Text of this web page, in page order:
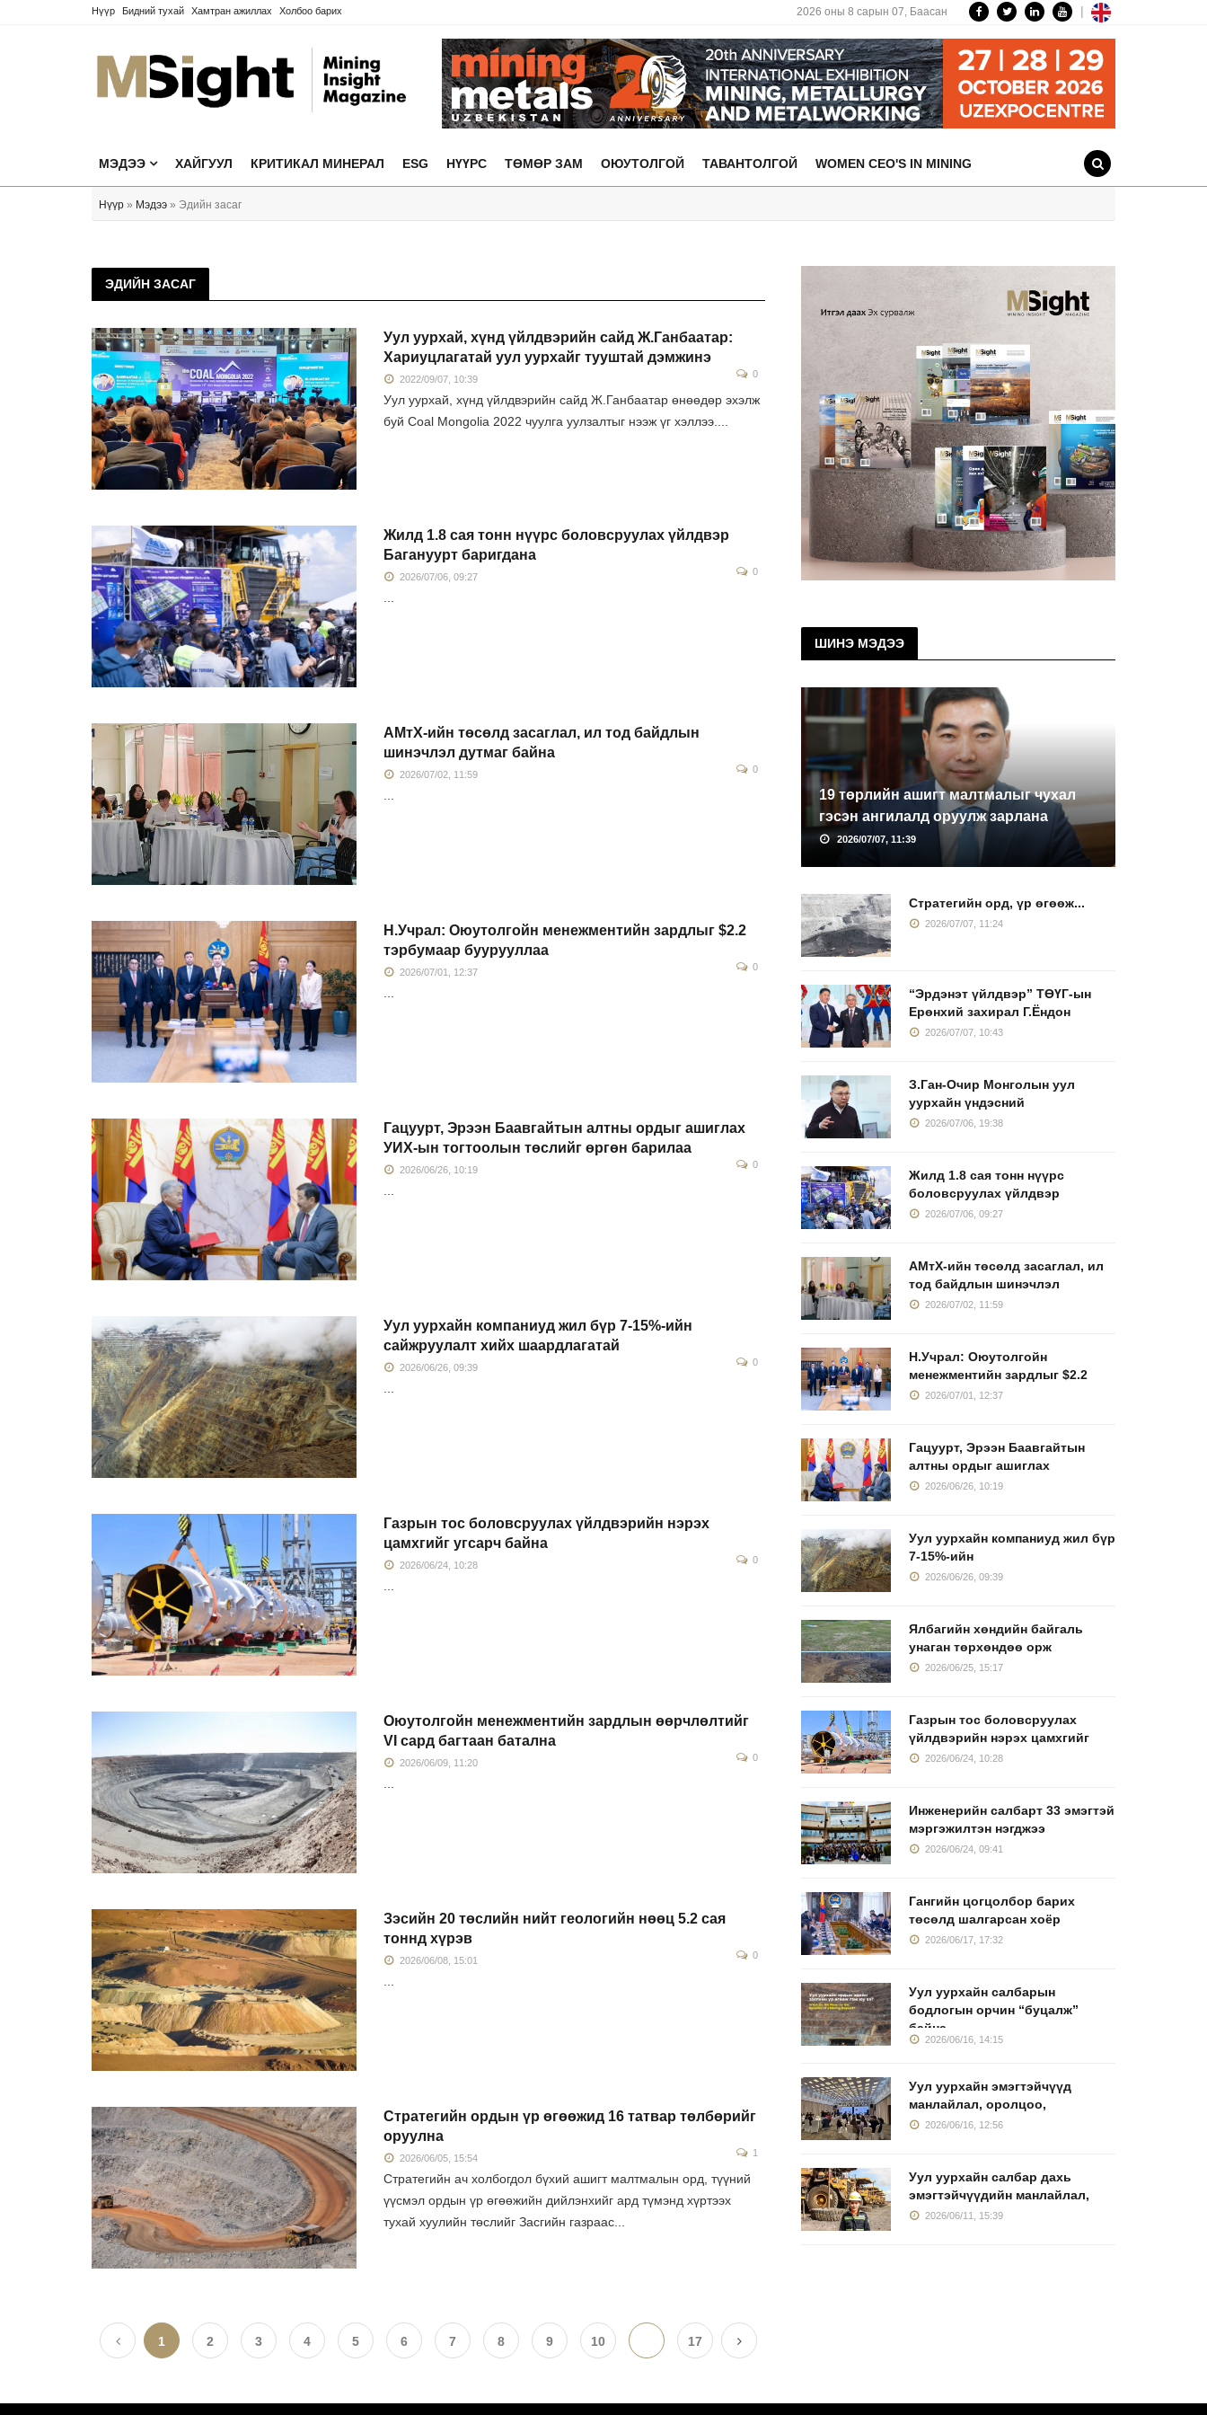
Нүүр Бидний тухай Хамтран ажиллах Холбоо барих 2026 оны 8 сарын 07, Баасан |
МЭДЭЭ ХАЙГУУЛ КРИТИКАЛ МИНЕРАЛ ESG НҮҮРС ТӨМӨР ЗАМ ОЮУТОЛГОЙ ТАВАНТОЛГОЙ WOMEN CEO'S IN MINING
Нүүр » Мэдээ » Эдийн засаг
ЭДИЙН ЗАСАГ
Уул уурхай, хүнд үйлдвэрийн сайд Ж.Ганбаатар:
Хариуцлагатай уул уурхайг тууштай дэмжинэ
2022/09/07, 10:39 0
Уул уурхай, хүнд үйлдвэрийн сайд Ж.Ганбаатар өнөөдөр эхэлж
буй Coal Mongolia 2022 чуулга уулзалтыг нээж үг хэллээ....
Жилд 1.8 сая тонн нүүрс боловсруулах үйлдвэр
Багануурт баригдана
2026/07/06, 09:27 0
АМтХ-ийн төсөлд засаглал, ил тод байдлын
шинэчлэл дутмаг байна
2026/07/02, 11:59 0
Н.Учрал: Оюутолгойн менежментийн зардлыг $2.2
тэрбумаар буурууллаа
2026/07/01, 12:37 0
Гацуурт, Эрээн Баавгайтын алтны ордыг ашиглах
УИХ-ын тогтоолын төслийг өргөн барилаа
2026/06/26, 10:19 0
Уул уурхайн компаниуд жил бүр 7-15%-ийн
сайжруулалт хийх шаардлагатай
2026/06/26, 09:39 0
Газрын тос боловсруулах үйлдвэрийн нэрэх
цамхгийг угсарч байна
2026/06/24, 10:28 0
Оюутолгойн менежментийн зардлын өөрчлөлтийг
VI сард багтаан батална
2026/06/09, 11:20 0
Зэсийн 20 төслийн нийт геологийн нөөц 5.2 сая
тоннд хүрэв
2026/06/08, 15:01 0
Стратегийн ордын үр өгөөжид 16 татвар төлбөрийг
оруулна
2026/06/05, 15:54 1
Стратегийн ач холбогдол бүхий ашигт малтмалын орд, түүний
үүсмэл ордын үр өгөөжийн дийлэнхийг ард түмэнд хүртээх
тухай хуулийн төслийг Засгийн газраас...
1 2 3 4 5 6 7 8 9 10 17
ШИНЭ МЭДЭЭ
19 төрлийн ашигт малтмалыг чухал
гэсэн ангилалд оруулж зарлана
2026/07/07, 11:39
Стратегийн орд, үр өгөөж...
2026/07/07, 11:24
“Эрдэнэт үйлдвэр” ТӨҮГ-ын
Ерөнхий захирал Г.Ёндон
2026/07/07, 10:43
З.Ган-Очир Монголын уул
уурхайн үндэсний
2026/07/06, 19:38
Жилд 1.8 сая тонн нүүрс
боловсруулах үйлдвэр
2026/07/06, 09:27
АМтХ-ийн төсөлд засаглал, ил
тод байдлын шинэчлэл
2026/07/02, 11:59
Н.Учрал: Оюутолгойн
менежментийн зардлыг $2.2
2026/07/01, 12:37
Гацуурт, Эрээн Баавгайтын
алтны ордыг ашиглах
2026/06/26, 10:19
Уул уурхайн компаниуд жил бүр
7-15%-ийн
2026/06/26, 09:39
Ялбагийн хөндийн байгаль
унаган төрхөндөө орж
2026/06/25, 15:17
Газрын тос боловсруулах
үйлдвэрийн нэрэх цамхгийг
2026/06/24, 10:28
Инженерийн салбарт 33 эмэгтэй
мэргэжилтэн нэгджээ
2026/06/24, 09:41
Гангийн цогцолбор барих
төсөлд шалгарсан хоёр
2026/06/17, 17:32
Уул уурхайн салбарын
бодлогын орчин “буцалж”
байна
2026/06/16, 14:15
Уул уурхайн эмэгтэйчүүд
манлайлал, оролцоо,
2026/06/16, 12:56
Уул уурхайн салбар дахь
эмэгтэйчүүдийн манлайлал,
2026/06/11, 15:39